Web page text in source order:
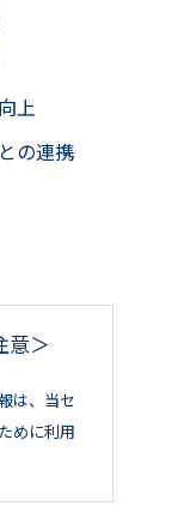
上
の連携
意＞
は、当セ
めに利用
ビス、ソ